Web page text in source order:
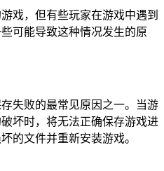
戏，但有些玩家在游戏中遇到
可能导致这种情况发生的原
失败的最常见原因之一。当游
坏时，将无法正确保存游戏进
的文件并重新安装游戏。